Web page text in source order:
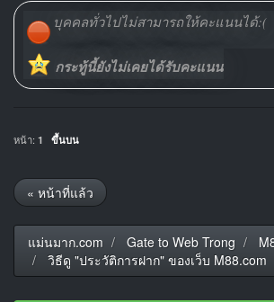
บุคคลทั่วไปไม่สามารถให้คะแนนได้:(
กระทู้นี้ยังไม่เคยได้รับคะแนน
หน้า: 1 ขึ้นบน
« หน้าที่แล้ว
แม่นมาก.com Gate to Web Trong
วิธีดู "ประวัติการฝาก" ของเว็บ M88.com